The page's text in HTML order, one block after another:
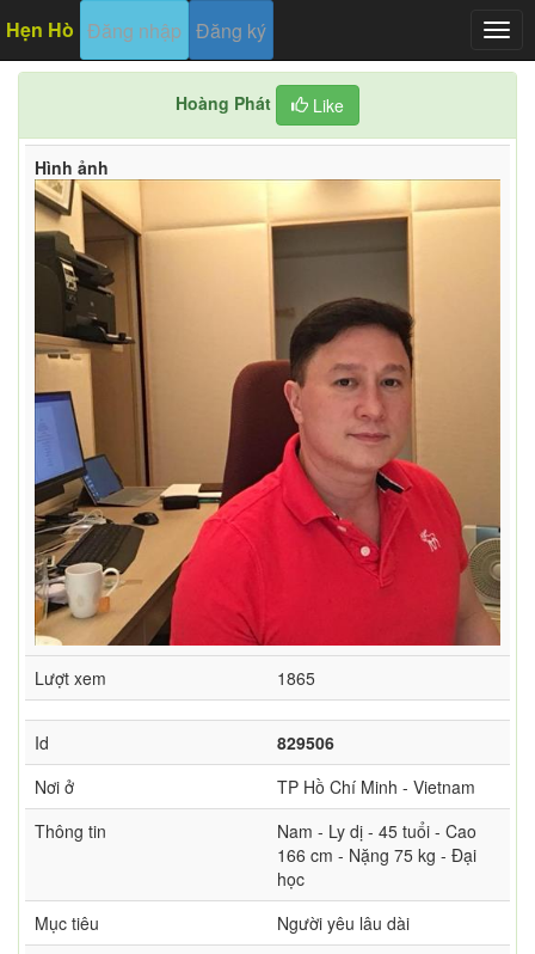
Hẹn Hò Đăng nhập Đăng ký
Hoàng Phát Like
Hình ảnh
Lượt xem 1865
Id
829506
Nơi ở
TP Hồ Chí Minh - Vietnam
Thông tin
Nam - Ly dị - 45 tuổi - Cao
166 cm - Nặng 75 kg - Đại
học
Mục tiêu
Người yêu lâu dài